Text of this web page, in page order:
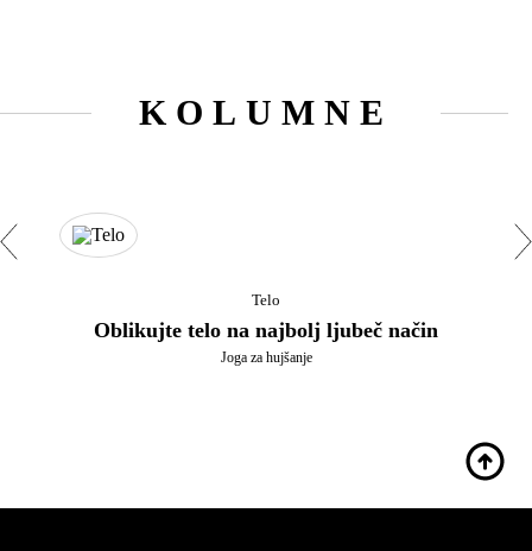
KOLUMNE
Telo
Oblikujte telo na najbolj ljubeč način
Joga za hujšanje